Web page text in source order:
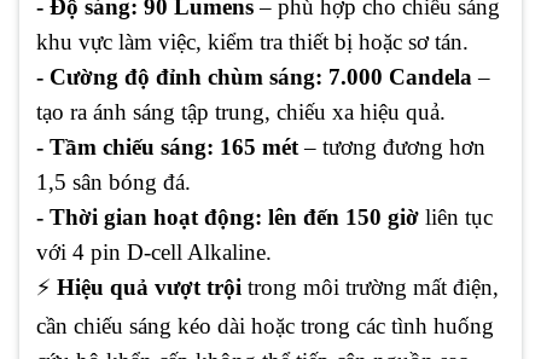
- Độ sáng: 90 Lumens– phù hợp cho chiếu sáng
khu vực làm việc, kiểm tra thiết bị hoặc sơ tán.
- Cường độ đỉnh chùm sáng: 7.000 Candela –
tạo ra ánh sáng tập trung, chiếu xa hiệu quả.
- Tầm chiếu sáng: 165 mét– tương đương hơn
1,5 sân bóng đá.
- Thời gian hoạt động: lên đến 150 giờ liên tục
với 4 pin D-cell Alkaline.
⚡ Hiệu quả vượt trội trong môi trường mất điện,
cần chiếu sáng kéo dài hoặc trong các tình huống